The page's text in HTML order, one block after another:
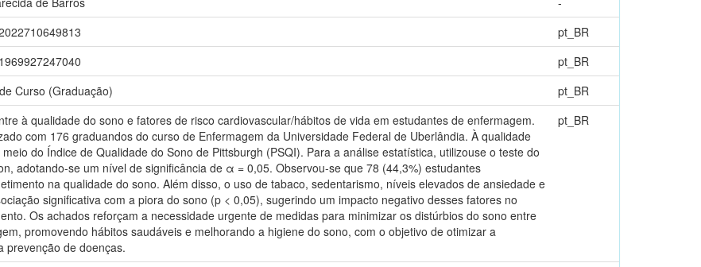
pt_BR
pt_BR
Curso (Graduação)
pt_BR
à qualidade do sono e fatores de risco cardiovascular/hábitos de vida em estudantes de enfermagem.
com 176 graduandos do curso de Enfermagem da Universidade Federal de Uberlândia. À qualidade
do Índice de Qualidade do Sono de Pittsburgh (PSQI). Para a análise estatística, utilizouse o teste do
adotando-se um nível de significância de α = 0,05. Observou-se que 78 (44,3%) estudantes
na qualidade do sono. Além disso, o uso de tabaco, sedentarismo, níveis elevados de ansiedade e
significativa com a piora do sono (p < 0,05), sugerindo um impacto negativo desses fatores no
Os achados reforçam a necessidade urgente de medidas para minimizar os distúrbios do sono entre
promovendo hábitos saudáveis e melhorando a higiene do sono, com o objetivo de otimizar a
prevenção de doenças.
pt_BR